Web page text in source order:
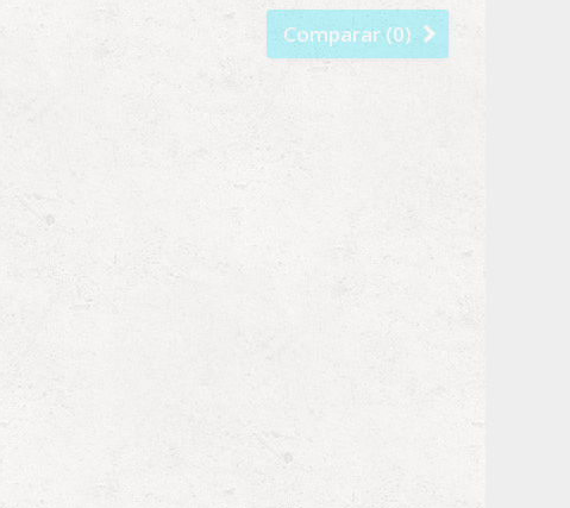
Comparar (0)